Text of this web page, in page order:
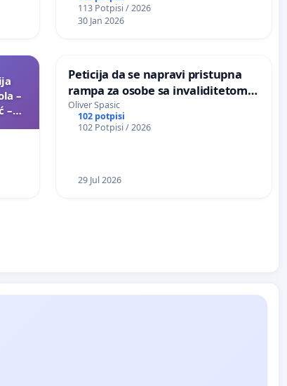
113 Potpisi / 2026
30 Jan 2026
–
–
Peticija da se napravi pristupna
rampa za osobe sa invaliditetom
na nadvoznjaku u ulici Filip Kljajic
u Kragujevcu
Oliver Spasic
102 potpisi
102 Potpisi / 2026
29 Jul 2026